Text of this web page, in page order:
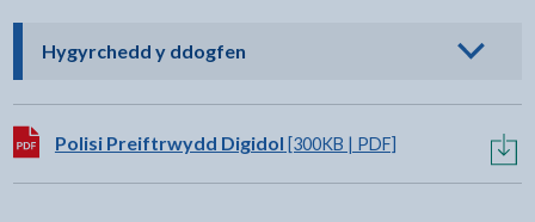
Hygyrchedd y ddogfen- cliciwch i weld opsiynau
Lawrlwytho:
Polisi Preiftrwydd Digidol [300KB | PDF]